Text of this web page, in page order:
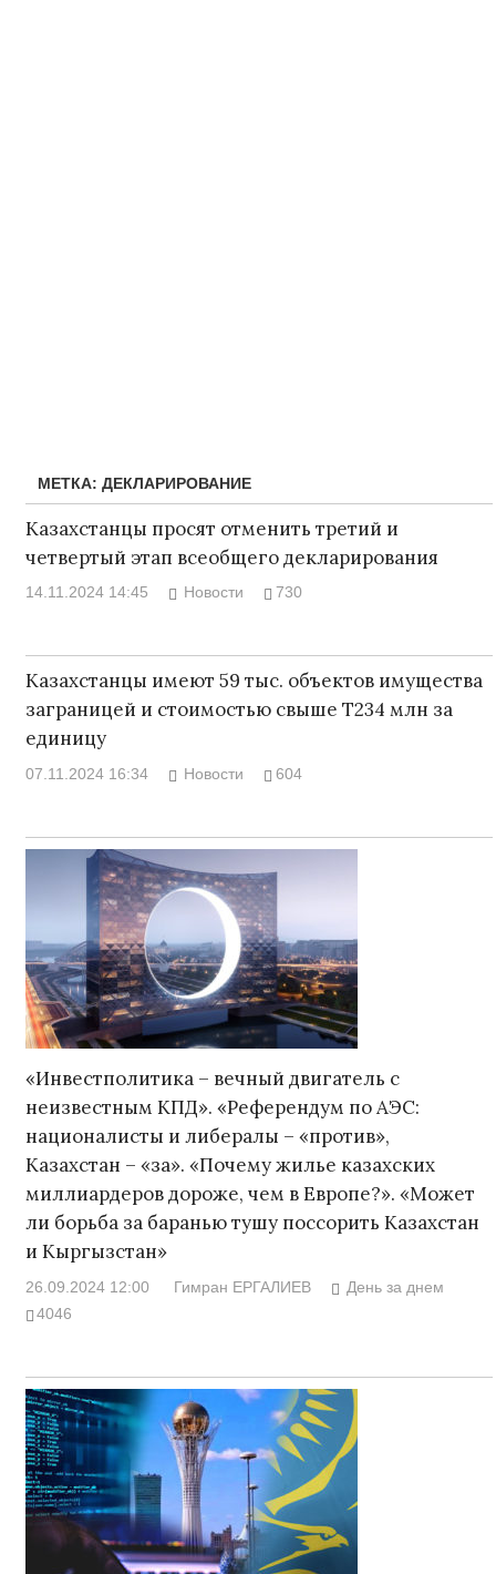
МЕТКА: ДЕКЛАРИРОВАНИЕ
Казахстанцы просят отменить третий и
четвертый этап всеобщего декларирования
14.11.2024 14:45 Новости 730
Казахстанцы имеют 59 тыс. объектов имущества
заграницей и стоимостью свыше Т234 млн за
единицу
07.11.2024 16:34 Новости 604
«Инвестполитика – вечный двигатель с
неизвестным КПД». «Референдум по АЭС:
националисты и либералы – «против»,
Казахстан – «за». «Почему жилье казахских
миллиардеров дороже, чем в Европе?». «Может
ли борьба за баранью тушу поссорить Казахстан
и Кыргызстан»
26.09.2024 12:00 Гимран ЕРГАЛИЕВ
День за днем
4046